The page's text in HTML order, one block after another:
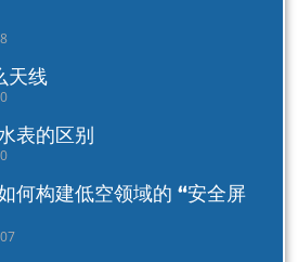
天线
表的区别
何构建低空领域的 “安全屏